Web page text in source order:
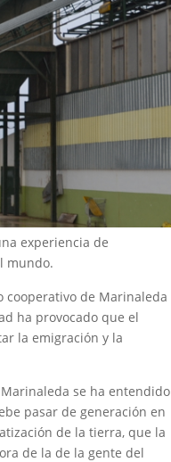
experiencia de
mundo.
de Marinaleda
ha provocado que el
la emigración y la
se ha entendido
pasar de generación en
de la tierra, que la
de la de la gente del